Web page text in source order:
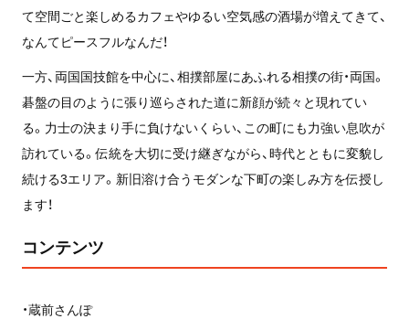
て空間ごと楽しめるカフェやゆるい空気感の酒場が増えてきて、
なんてピースフルなんだ！
一方、両国国技館を中心に、相撲部屋にあふれる相撲の街・両国。
碁盤の目のように張り巡らされた道に新顔が続々と現れてい
る。力士の決まり手に負けないくらい、この町にも力強い息吹が
訪れている。伝統を大切に受け継ぎながら、時代とともに変貌し
続ける3エリア。新旧溶け合うモダンな下町の楽しみ方を伝授し
ます！
コンテンツ
・蔵前さんぽ